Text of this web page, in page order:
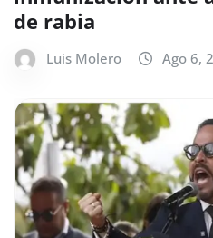
de rabia
Luis Molero Ago 6,